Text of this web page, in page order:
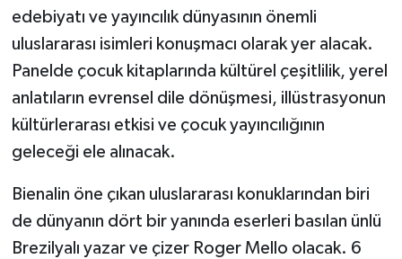
edebiyatı ve yayıncılık dünyasının önemli
uluslararası isimleri konuşmacı olarak yer alacak.
Panelde çocuk kitaplarında kültürel çeşitlilik, yerel
anlatıların evrensel dile dönüşmesi, illüstrasyonun
kültürlerarası etkisi ve çocuk yayıncılığının
geleceği ele alınacak.
Bienalin öne çıkan uluslararası konuklarından biri
de dünyanın dört bir yanında eserleri basılan ünlü
Brezilyalı yazar ve çizer Roger Mello olacak. 6